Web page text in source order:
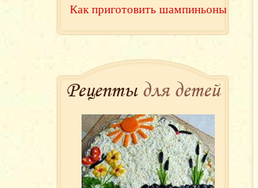
Как приготовить шампиньоны
Рецепты для детей